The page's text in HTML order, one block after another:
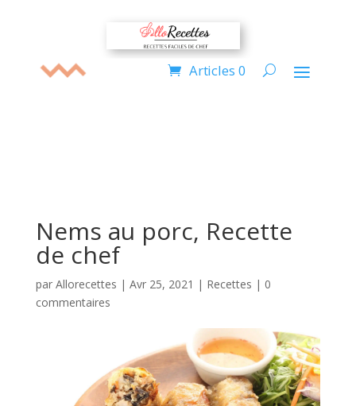
Articles 0
Nems au porc, Recette
de chef
par Allorecettes | Avr 25, 2021 | Recettes | 0
commentaires